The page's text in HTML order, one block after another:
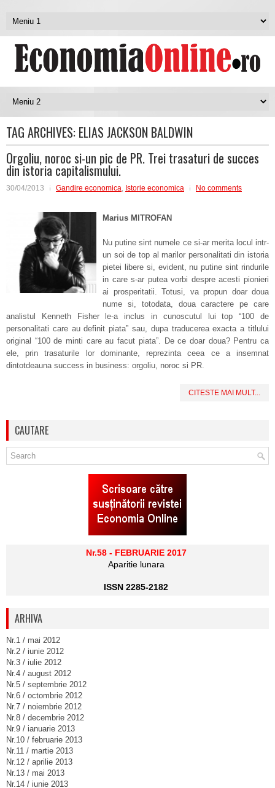
TAG ARCHIVES: ELIAS JACKSON BALDWIN
Orgoliu, noroc si-un pic de PR. Trei trasaturi de succes
din istoria capitalismului.
30/04/2013 Gandire economica, Istorie economica No comments
Marius MITROFAN
Nu putine sint numele ce si-ar merita locul intr-
un soi de top al marilor personalitati din istoria
pietei libere si, evident, nu putine sint rindurile
in care s-ar putea vorbi despre acesti pionieri
ai prosperitatii. Totusi, va propun doar doua
nume si, totodata, doua caractere pe care
analistul Kenneth Fisher le-a inclus in cunoscutul lui top “100 de
personalitati care au definit piata” sau, dupa traducerea exacta a titlului
original “100 de minti care au facut piata”. De ce doar doua? Pentru ca
ele, prin trasaturile lor dominante, reprezinta ceea ce a insemnat
dintotdeauna success in business: orgoliu, noroc si PR.
CITESTE MAI MULT...
CAUTARE
Nr.58 - FEBRUARIE 2017
Aparitie lunara
ISSN 2285-2182
ARHIVA
Nr.1 / mai 2012
Nr.2 / iunie 2012
Nr.3 / iulie 2012
Nr.4 / august 2012
Nr.5 / septembrie 2012
Nr.6 / octombrie 2012
Nr.7 / noiembrie 2012
Nr.8 / decembrie 2012
Nr.9 / ianuarie 2013
Nr.10 / februarie 2013
Nr.11 / martie 2013
Nr.12 / aprilie 2013
Nr.13 / mai 2013
Nr.14 / iunie 2013